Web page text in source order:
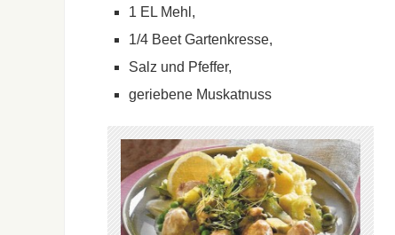
1 EL Mehl,
1/4 Beet Gartenkresse,
Salz und Pfeffer,
geriebene Muskatnuss